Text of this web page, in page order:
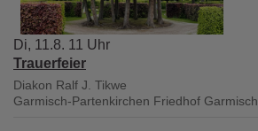
Di, 11.8. 11 Uhr
Trauerfeier
Diakon Ralf J. Tikwe
Garmisch-Partenkirchen Friedhof Garmisch